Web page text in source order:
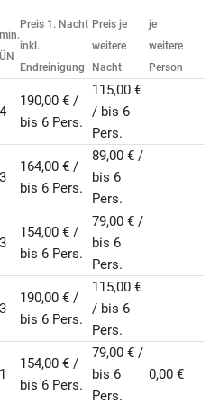
min.
ÜN
Preis 1. Nacht
inkl.
Endreinigung
Preis je
weitere
Nacht
je
weitere
Person
4
190,00 € /
bis 6 Pers.
115,00 €
/ bis 6
Pers.
3
164,00 € /
bis 6 Pers.
89,00 € /
bis 6
Pers.
3
154,00 € /
bis 6 Pers.
79,00 € /
bis 6
Pers.
3
190,00 € /
bis 6 Pers.
115,00 €
/ bis 6
Pers.
1
154,00 € /
bis 6 Pers.
79,00 € /
bis 6
Pers.
0,00 €